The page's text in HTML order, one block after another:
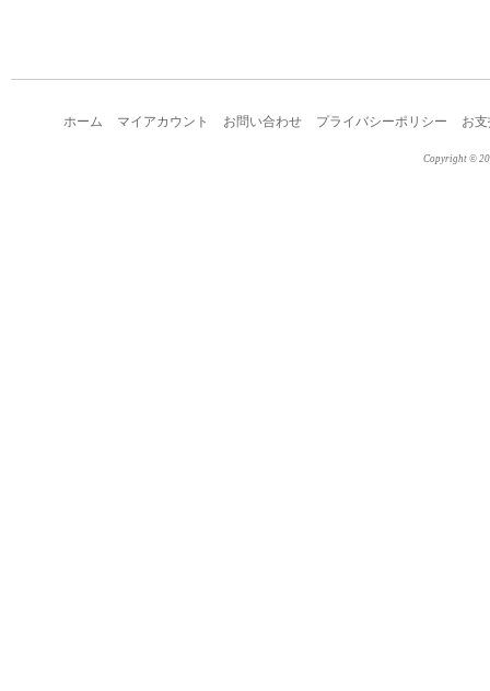
ホーム マイアカウント お問い合わせ プライバシーポリシー お
Copyright ©